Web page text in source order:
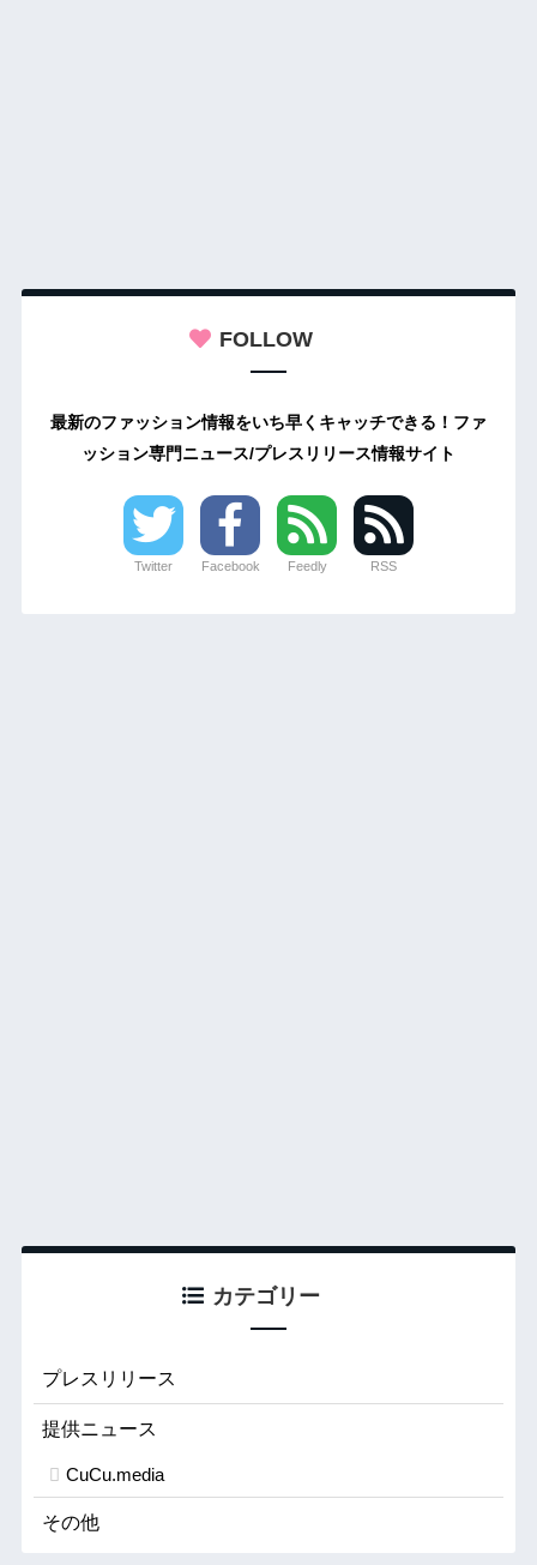
FOLLOW
最新のファッション情報をいち早くキャッチできる！ファ
ッション専門ニュース/プレスリリース情報サイト
Twitter Facebook Feedly RSS
カテゴリー
プレスリリース
提供ニュース
CuCu.media
その他